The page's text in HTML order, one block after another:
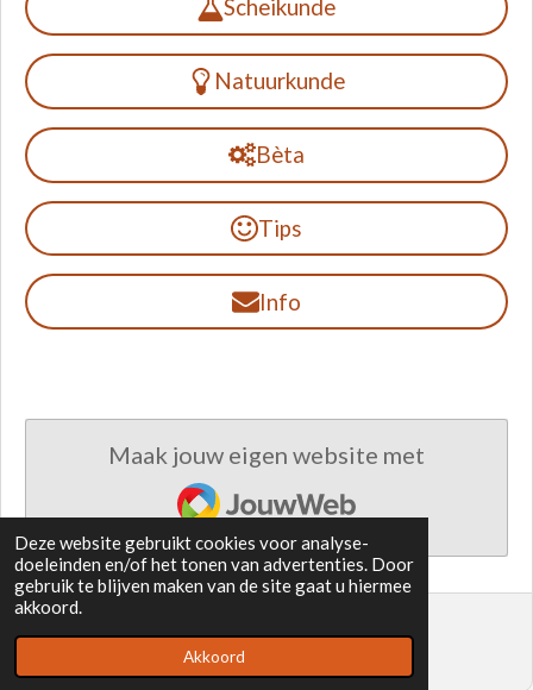
Deze website gebruikt cookies voor analyse-
doeleinden en/of het tonen van advertenties. Door
gebruik te blijven maken van de site gaat u hiermee
akkoord.
Akkoord
Scheikunde
Natuurkunde
Bèta
Tips
Info
Maak jouw eigen website met
JouwWeb